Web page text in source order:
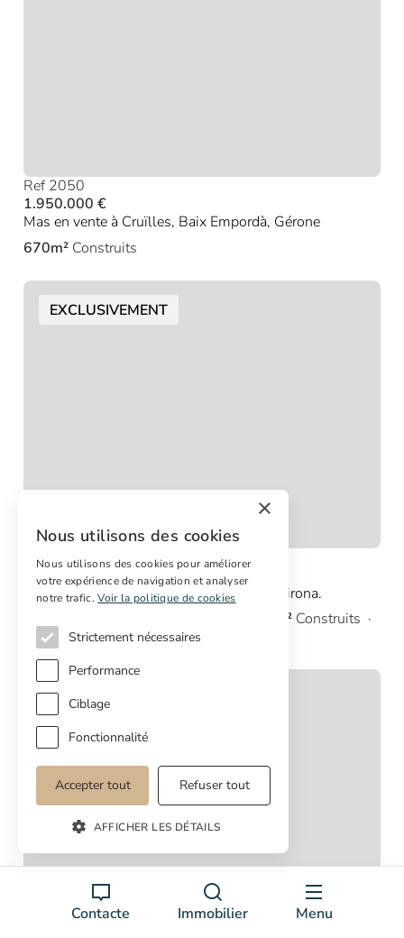
Contacte Immobilier Menu
Ref 2050
1.950.000 €
Mas en vente à Cruïlles, Baix Empordà, Gérone
670m² Construits
EXCLUSIVEMENT
Ref 2269
790.000 €
Masia du siècle 1840 à vendre à BesalúGirona.
2.012m² Construits
1.800m²Plan
×
Nous utilisons des cookies
Nous utilisons des cookies pour améliorer
votre expérience de navigation et analyser
notre trafic. Voir la politique de cookies
Strictement nécessaires
Performance
Ciblage
Fonctionnalité
Accepter tout Refuser tout
AFFICHER LES DÉTAILS